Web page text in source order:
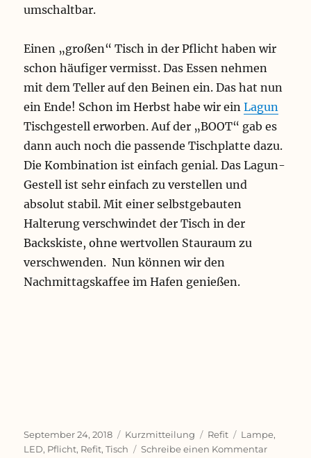
umschaltbar.
Einen „großen“ Tisch in der Pflicht haben wir
schon häufiger vermisst. Das Essen nehmen
mit dem Teller auf den Beinen ein. Das hat nun
ein Ende! Schon im Herbst habe wir einLagun
Tischgestell erworben. Auf der „BOOT“ gab es
dann auch noch die passende Tischplatte dazu.
Die Kombination ist einfach genial. Das Lagun-
Gestell ist sehr einfach zu verstellen und
absolut stabil. Mit einer selbstgebauten
Halterung verschwindet der Tisch in der
Backskiste, ohne wertvollen Stauraum zu
verschwenden. Nun können wir den
Nachmittagskaffee im Hafen genießen.
Veröffentlicht
am
September 24, 2018 Format
Kurzmitteilung Kategorien
Refit Schlagwörter
Lampe,
LED, Pflicht, Refit,Tisch Schreibe einen Kommentarzu